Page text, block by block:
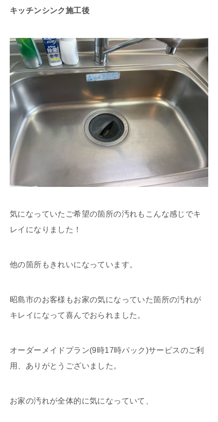
キッチンシンク施工後
気になっていたご希望の箇所の汚れもこんな感じでキ
レイになりました！
他の箇所もきれいになっています。
昭島市のお客様もお家の気になっていた箇所の汚れが
キレイになって喜んでおられました。
オーダーメイドプラン(9時17時パック)サービスのご利
用、ありがとうございました。
お家の汚れが全体的に気になっていて、